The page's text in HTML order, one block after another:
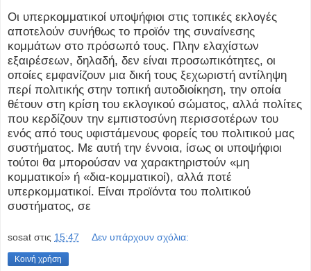
Οι υπερκομματικοί υποψήφιοι στις τοπικές εκλογές
αποτελούν συνήθως το προϊόν της συναίνεσης
κομμάτων στο πρόσωπό τους. Πλην ελαχίστων
εξαιρέσεων, δηλαδή, δεν είναι προσωπικότητες, οι
οποίες εμφανίζουν μια δική τους ξεχωριστή αντίληψη
περί πολιτικής στην τοπική αυτοδιοίκηση, την οποία
θέτουν στη κρίση του εκλογικού σώματος, αλλά πολίτες
που κερδίζουν την εμπιστοσύνη περισσοτέρων του
ενός από τους υφιστάμενους φορείς του πολιτικού μας
συστήματος. Με αυτή την έννοια, ίσως οι υποψήφιοι
τούτοι θα μπορούσαν να χαρακτηριστούν «μη
κομματικοί» ή «δια-κομματικοί), αλλά ποτέ
υπερκομματικοί. Είναι προϊόντα του πολιτικού
συστήματος, σε
sosat στις 15:47 Δεν υπάρχουν σχόλια:
Κοινή χρήση